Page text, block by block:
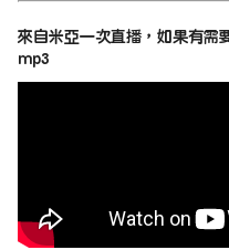
來自米亞一次直播，如果有需
mp3